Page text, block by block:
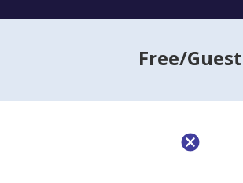
Free/Guest